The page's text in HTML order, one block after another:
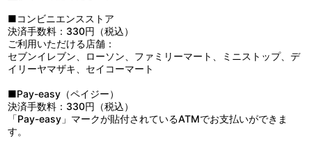
■コンビニエンスストア
決済手数料：330円（税込）
ご利用いただける店舗：
セブンイレブン、ローソン、ファミリーマート、ミニストップ、デ
イリーヤマザキ、セイコーマート
■Pay-easy（ペイジー）
決済手数料：330円（税込）
「Pay-easy」マークが貼付されているATMでお支払いができま
す。